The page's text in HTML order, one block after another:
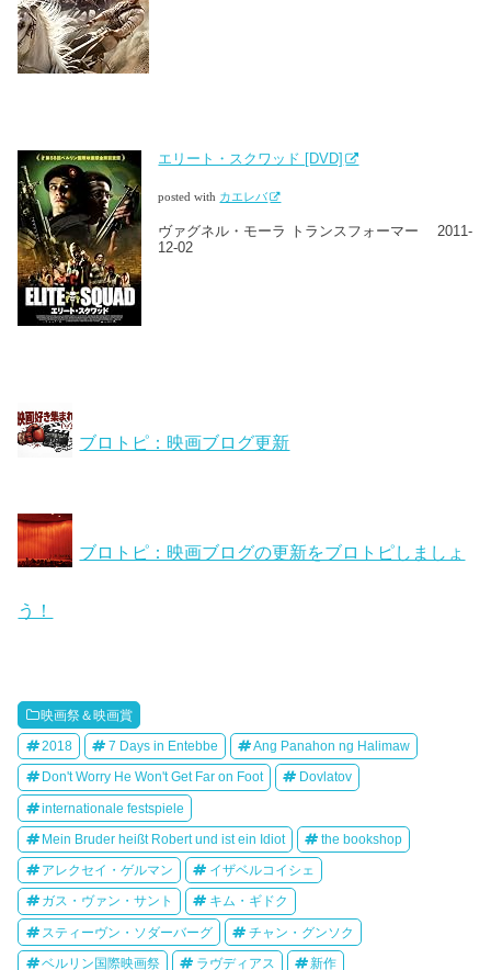
エリート・スクワッド [DVD]
posted with カエレバ
ヴァグネル・モーラ トランスフォーマー 2011-
12-02
ブロトピ：映画ブログ更新
ブロトピ：映画ブログの更新をブロトピしましょ
う！
映画祭＆映画賞
2018 7 Days in Entebbe Ang Panahon ng Halimaw
Don't Worry He Won't Get Far on Foot Dovlatov
internationale festspiele
Mein Bruder heißt Robert und ist ein Idiot the bookshop
アレクセイ・ゲルマン イザベルコイシェ
ガス・ヴァン・サント キム・ギドク
スティーヴン・ソダーバーグ チャン・グンソク
ベルリン国際映画祭 ラヴディアス 新作